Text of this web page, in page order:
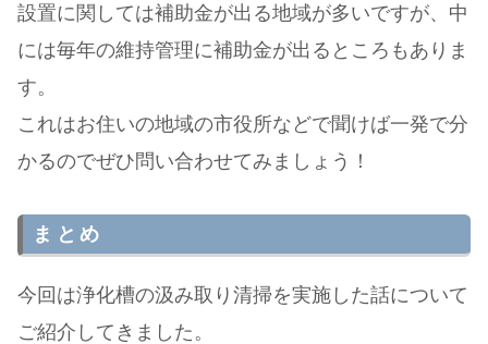
設置に関しては補助金が出る地域が多いですが、中
には毎年の維持管理に補助金が出るところもありま
す。
これはお住いの地域の市役所などで聞けば一発で分
かるのでぜひ問い合わせてみましょう！
まとめ
今回は浄化槽の汲み取り清掃を実施した話について
ご紹介してきました。